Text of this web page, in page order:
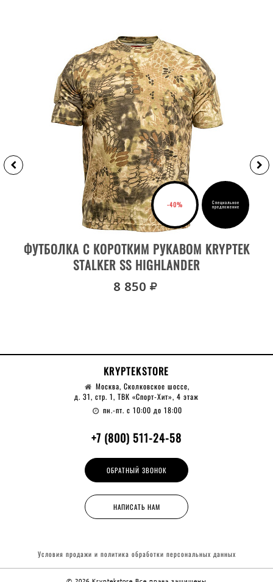
-40% Специальное
предложение
ФУТБОЛКА С КОРОТКИМ РУКАВОМ KRYPTEK
STALKER SS HIGHLANDER
8 850
KRYPTEKSTORE
Москва, Сколковское шоссе,
д. 31, стр. 1, ТВК «Спорт-Хит», 4 этаж
пн.-пт. с 10:00 до 18:00
+7 (800) 511-24-58
ОБРАТНЫЙ ЗВОНОК
НАПИСАТЬ НАМ
Условия продажи и политика обработки персональных данных